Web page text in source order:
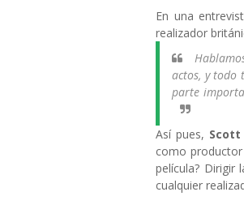
En una
realizador
actos, y todo
parte
Así pues, Scott
como
película? Dirigir
cualquier